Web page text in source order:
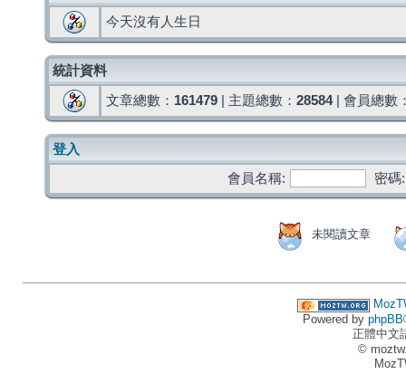
今天沒有人生日
統計資料
文章總數： 161479 | 主題總數： 28584| 會員總數
登入
會員名稱:
密碼:
未閱讀文章
Powered by phpBB
正體中文
©